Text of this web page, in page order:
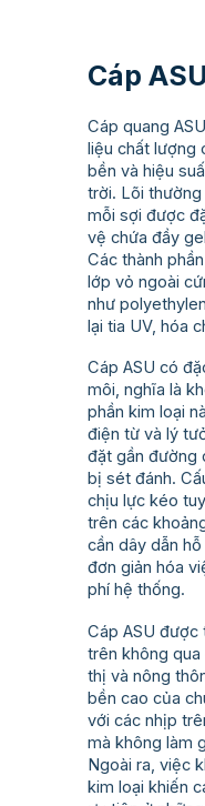
Cáp
Cáp quang
liệu chất lượng
bền và hiệu
trời. Lõi
mỗi sợi được
vệ chứa đầy
Các thành
lớp vỏ ngoài
như
lại tia UV, hóa
Cáp ASU có
môi, nghĩa là
phần kim loại
điện từ và lý
đặt gần đường
bị sét đánh.
chịu lực kéo
trên các
cần dây dẫn
đơn giản hóa
phí hệ thống.
Cáp ASU
trên không
thị và nông
bền cao của
với các nhịp
mà không làm
Ngoài ra, việc
kim loại khiến